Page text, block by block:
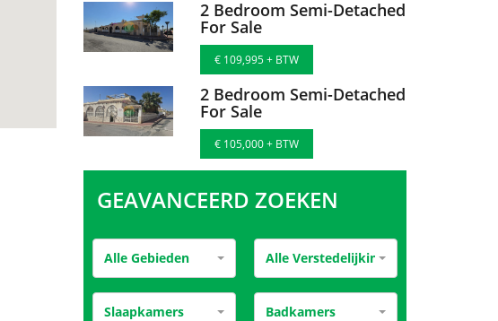
2 Bedroom Semi-Detached
For Sale
€ 109,995 + BTW
2 Bedroom Semi-Detached
For Sale
€ 105,000 + BTW
GEAVANCEERD ZOEKEN
Alle Gebieden Alle Verstedelijking
Slaapkamers Badkamers